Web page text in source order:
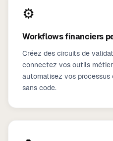
⚙️
Workflows financiers
Créez des circuits de
connectez vos outils métier
automatisez vos
sans code.